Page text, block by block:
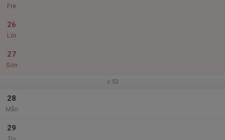
Fre
26
Lör
27
Sön
v.53
28
Mån
29